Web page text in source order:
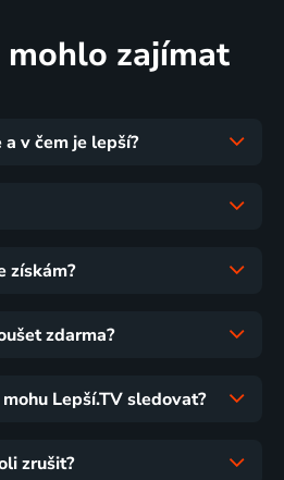
mohlo zajímat
v čem je lepší?
získám?
zdarma?
Lepší.TV sledovat?
zrušit?